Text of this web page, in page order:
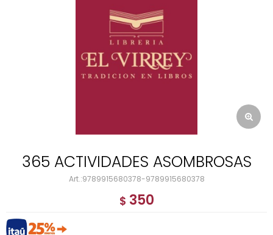
365 ACTIVIDADES ASOMBROSAS
9789915680378-9789915680378
$ 350